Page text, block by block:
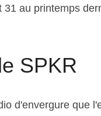
au printemps
SPKR
d'envergure que